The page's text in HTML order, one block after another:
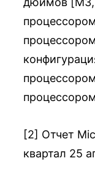
[2] Отчет
квартал 25